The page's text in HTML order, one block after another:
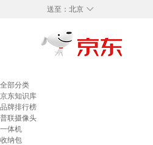
◇
送至： 北京
全部分类
京东知识库
品牌排行榜
普联摄像头
一体机
收纳包